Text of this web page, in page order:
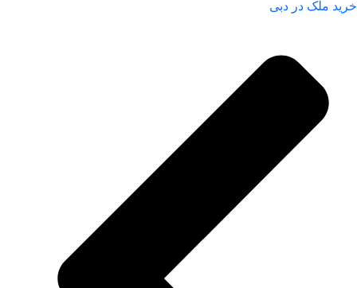
خرید ملک در دبی